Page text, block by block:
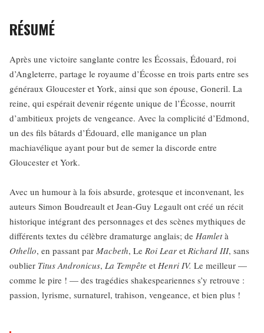
RÉSUMÉ
Après une victoire sanglante contre les Écossais, Édouard, roi
d’Angleterre, partage le royaume d’Écosse en trois parts entre ses
généraux Gloucester et York, ainsi que son épouse, Goneril. La
reine, qui espérait devenir régente unique de l’Écosse, nourrit
d’ambitieux projets de vengeance. Avec la complicité d’Edmond,
un des fils bâtards d’Édouard, elle manigance un plan
machiavélique ayant pour but de semer la discorde entre
Gloucester et York.
Avec un humour à la fois absurde, grotesque et inconvenant, les
auteurs Simon Boudreault et Jean-Guy Legault ont créé un récit
historique intégrant des personnages et des scènes mythiques de
différents textes du célèbre dramaturge anglais; de Hamletà
Othello, en passant par Macbeth, Le Roi Lear et Richard III, sans
oublier Titus Andronicus, La Tempête et Henri IV. Le meilleur —
comme le pire ! — des tragédies shakespeariennes s’y retrouve :
passion, lyrisme, surnaturel, trahison, vengeance, et bien plus !